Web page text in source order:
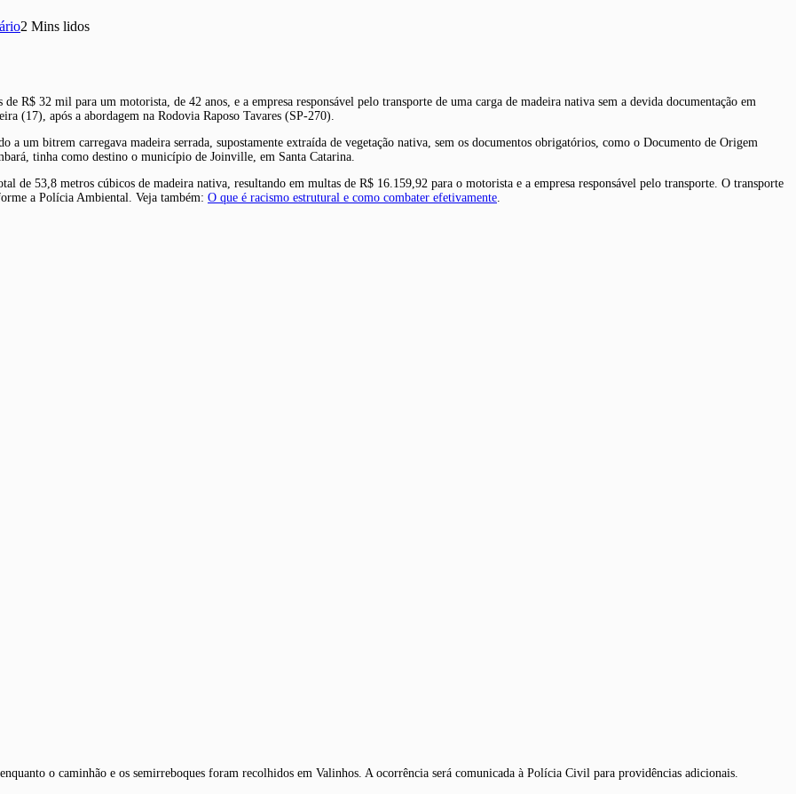
2 Mins lidos
R$ 32 mil para um motorista, de 42 anos, e a empresa responsável pelo transporte de uma carga de madeira nativa sem a devida documentação em
(17), após a abordagem na Rodovia Raposo Tavares (SP-270).
a um bitrem carregava madeira serrada, supostamente extraída de vegetação nativa, sem os documentos obrigatórios, como o Documento de Origem
tinha como destino o município de Joinville, em Santa Catarina.
de 53,8 metros cúbicos de madeira nativa, resultando em multas de R$ 16.159,92 para o motorista e a empresa responsável pelo transporte. O transporte
a Polícia Ambiental. Veja também: O que é racismo estrutural e como combater efetivamente.
o caminhão e os semirreboques foram recolhidos em Valinhos. A ocorrência será comunicada à Polícia Civil para providências adicionais.